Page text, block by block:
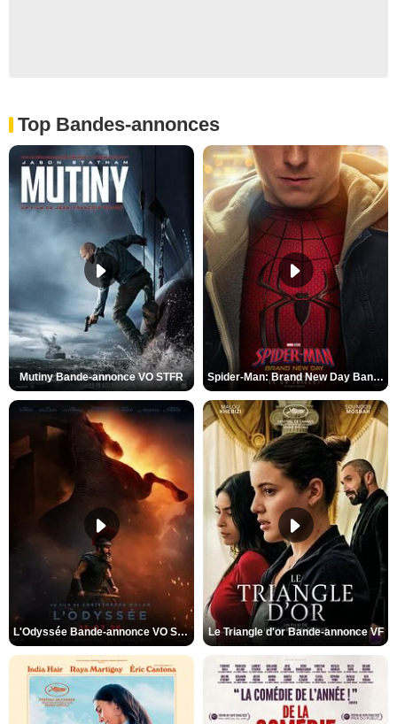
Top Bandes-annonces
Mutiny Bande-annonce VO STFR Spider-Man: Brand New Day Bande-annonce VO STFR
L'Odyssée Bande-annonce VO STFR Le Triangle d'or Bande-annonce VF